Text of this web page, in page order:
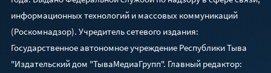
информационных технологий и массовых коммуникаций
(Роскомнадзор). Учредитель сетевого издания:
Государственное автономное учреждение Республики Тыва
"Издательский дом "ТываМедиаГрупп". Главный редактор: